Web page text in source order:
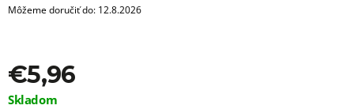
Môžeme doručiť do: 12.8.2026
€5,96
Jednotková
Skladom